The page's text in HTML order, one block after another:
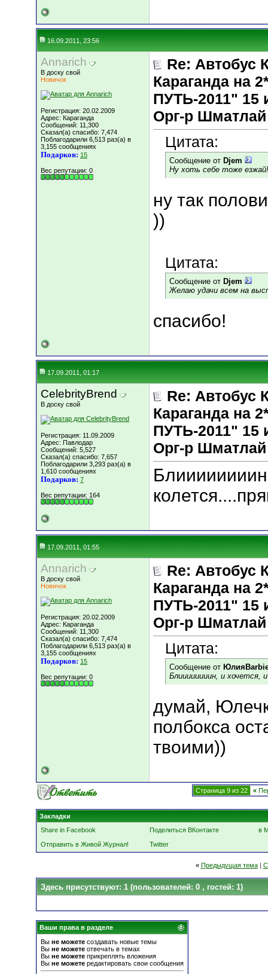
16.09.2011, 23:56
Annarich
В доску свой
Новичок
Регистрация: 20.02.2009
Адрес: Караганда
Сообщений: 11,300
Сказал(а) спасибо: 7,474
Поблагодарили 6,513 раз(а) в
3,155 сообщениях
Подарков: 15
Вес репутации: 0
Re: Автобус
Караганда на
ПУТЬ-2011" 15
Орг-р
Цитата:
Сообщение от Djem
Ну хоть себе тоже
ну так
))
Цитата:
Сообщение от Djem
Желаю удачи всем на
спасибо!
17.09.2011, 01:17
CelebrityBrend
В доску свой
Регистрация: 11.09.2009
Адрес: Павлодар
Сообщений: 5,527
Сказал(а) спасибо: 7,657
Поблагодарили 3,293 раз(а) в
1,610 сообщениях
Подарков: 7
Вес репутации: 164
Re: Автобус
Караганда на
ПУТЬ-2011" 15
Орг-р
17.09.2011, 01:55
Annarich
В доску свой
Новичок
Регистрация: 20.02.2009
Адрес: Караганда
Сообщений: 11,300
Сказал(а) спасибо: 7,474
Поблагодарили 6,513 раз(а) в
3,155 сообщениях
Подарков: 15
Вес репутации: 0
Re: Автобус
Караганда на
ПУТЬ-2011" 15
Орг-р
Цитата:
Сообщение от
Блиииииииин, и хочется,
думай,
полбокса
твоими))
Страница 9 из 22 «
Закладки
Share in Facebook
Поделиться ВКонтакте
в
Отправить в Живой Журнал!
Twitter
« Предыдущая тема|
Здесь присутствуют: 1 (пользователей: 0 , гостей: 1)
Ваши права в разделе
Вы не можете создавать новые темы
Вы не можете отвечать в темах
Вы не можете прикреплять вложения
Вы не можете редактировать свои сообщения